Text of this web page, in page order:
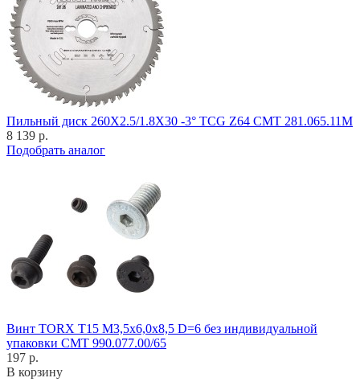
Пильный диск 260X2.5/1.8X30 -3° TCG Z64 CMT 281.065.11M
8 139 р.
Подобрать аналог
Винт TORX T15 M3,5x6,0x8,5 D=6 без индивидуальной
упаковки CMT 990.077.00/65
197 р.
В корзину